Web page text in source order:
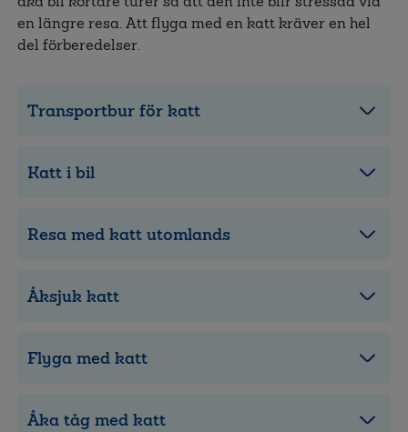
en längre resa. Att flyga med en katt kräver en hel
del förberedelser.
Transportbur för katt
Katt i bil
Resa med katt utomlands
Åksjuk katt
Flyga med katt
Åka tåg med katt